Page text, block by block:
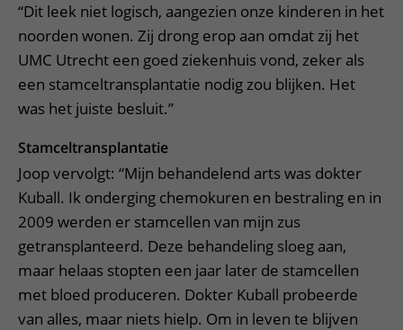
“Dit leek niet logisch, aangezien onze kinderen in het
noorden wonen. Zij drong erop aan omdat zij het
UMC Utrecht een goed ziekenhuis vond, zeker als
een stamceltransplantatie nodig zou blijken. Het
was het juiste besluit.”
Stamceltransplantatie
Joop vervolgt: “Mijn behandelend arts was dokter
Kuball. Ik onderging chemokuren en bestraling en in
2009 werden er stamcellen van mijn zus
getransplanteerd. Deze behandeling sloeg aan,
maar helaas stopten een jaar later de stamcellen
met bloed produceren. Dokter Kuball probeerde
van alles, maar niets hielp. Om in leven te blijven